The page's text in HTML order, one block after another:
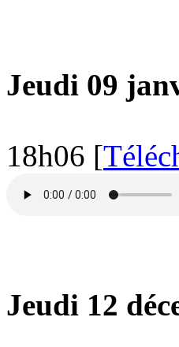
Jeudi 09
18h06 [
Jeudi 12